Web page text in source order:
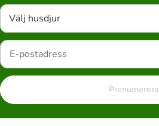
Välj husdjur
Prenumerera